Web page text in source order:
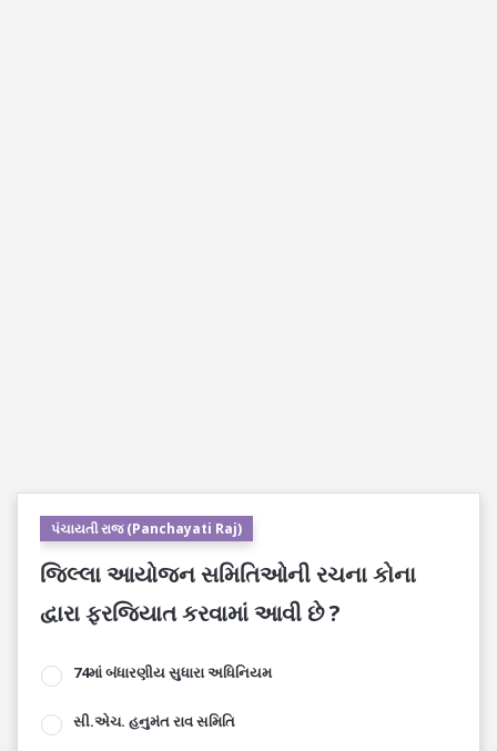
પંચાયતી રાજ (Panchayati Raj)
જિલ્લા આયોજન સમિતિઓની રચના કોના
દ્વારા ફરજિયાત કરવામાં આવી છે ?
74માં બંધારણીય સુધારા અધિનિયમ
સી.એચ. હનુમંત રાવ સમિતિ